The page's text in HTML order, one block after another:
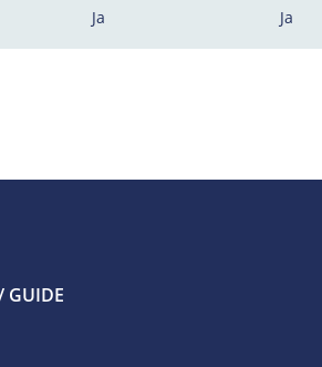
Ja Ja
GUIDE